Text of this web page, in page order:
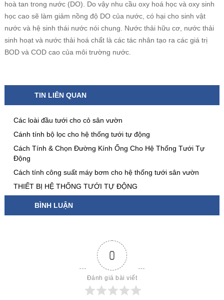
hoà tan trong nước (DO). Do vậy nhu cầu oxy hoá học và oxy sinh
học cao sẽ làm giảm nồng độ DO của nước, có hại cho sinh vật
nước và hệ sinh thái nước nói chung. Nước thải hữu cơ, nước thải
sinh hoạt và nước thải hoá chất là các tác nhân tạo ra các giá trị
BOD và COD cao của môi trường nước.
TIN LIÊN QUAN
Các loài đầu tưới cho cỏ sân vườn
Cánh tính bộ lọc cho hệ thống tưới tự động
Cách Tính & Chọn Đường Kính Ống Cho Hệ Thống Tưới Tự
Động
Cách tính công suất máy bơm cho hệ thống tưới sân vườn
THIẾT BỊ HỆ THỐNG TƯỚI TỰ ĐỘNG
BÌNH LUẬN
0
Đánh giá bài viết